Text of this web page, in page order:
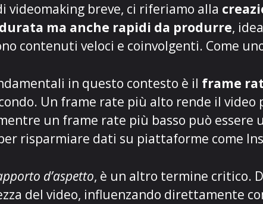
videomaking breve, ci riferiamo alla
ma anche rapidi da produrre,
contenuti veloci e coinvolgenti. Come
in questo contesto è il frame
Un frame rate più alto rende il video
un frame rate più basso può essere
risparmiare dati su piattaforme come
d’aspetto, è un altro termine critico.
del video, influenzando direttamente